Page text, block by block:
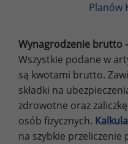
Planów
Wynagrodzenie brutto
Wszystkie podane w
są kwotami brutto.
składki na
zdrowotne oraz
osób fizycznych.
na szybkie przeliczenie